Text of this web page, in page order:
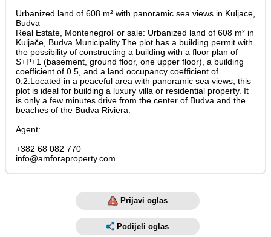
Urbanized land of 608 m² with panoramic sea views in Kuljace,
Budva
Real Estate, MontenegroFor sale: Urbanized land of 608 m² in
Kuljače, Budva Municipality.The plot has a building permit with
the possibility of constructing a building with a floor plan of
S+P+1 (basement, ground floor, one upper floor), a building
coefficient of 0.5, and a land occupancy coefficient of
0.2.Located in a peaceful area with panoramic sea views, this
plot is ideal for building a luxury villa or residential property. It
is only a few minutes drive from the center of Budva and the
beaches of the Budva Riviera.
Agent:
+382 68 082 770
info@amforaproperty.com
Prijavi oglas
Podijeli oglas